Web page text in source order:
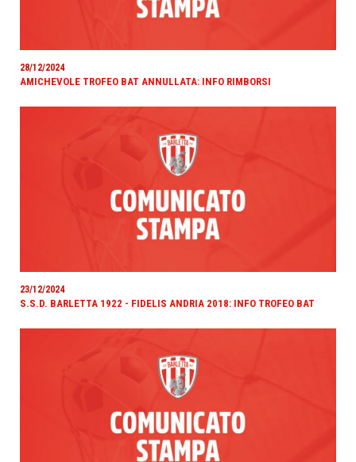
28/12/2024
AMICHEVOLE TROFEO BAT ANNULLATA: INFO RIMBORSI
23/12/2024
S.S.D. BARLETTA 1922 - FIDELIS ANDRIA 2018: INFO TROFEO BAT